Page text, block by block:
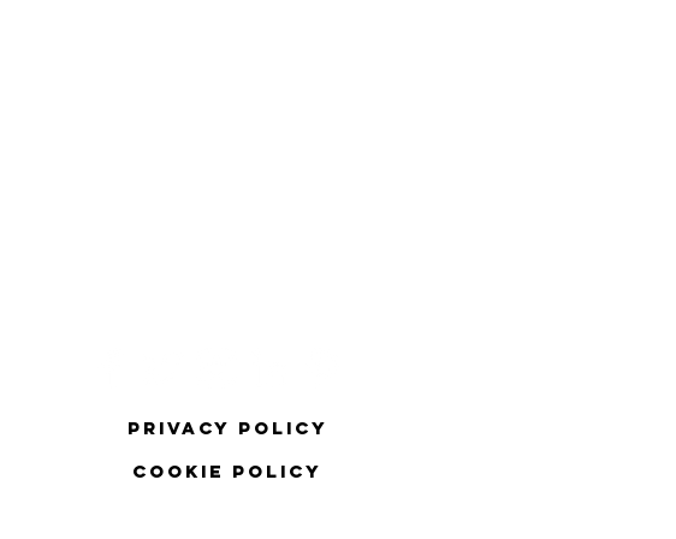
Privacy Policy
COOKIE Policy